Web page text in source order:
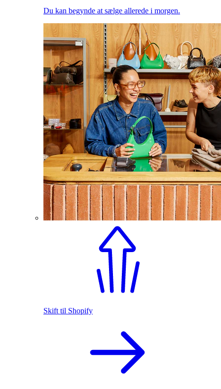
Du kan begynde at sælge allerede i morgen.
Skift til Shopify